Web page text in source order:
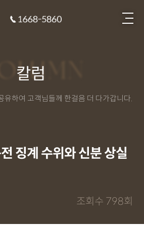
COLUMN
칼럼
유하여 고객님들께 한걸음 더 다가갑니다.
징계 수위와 신분 상실
조회수 798회